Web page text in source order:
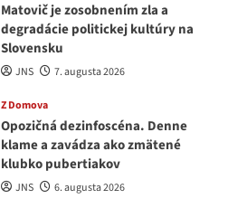
Matovič je zosobnením zla a
degradácie politickej kultúry na
Slovensku
JNS 7. augusta 2026
Z Domova
Opozičná dezinfoscéna. Denne
klame a zavádza ako zmätené
klubko pubertiakov
JNS 6. augusta 2026